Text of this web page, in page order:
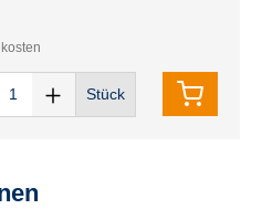
Stück